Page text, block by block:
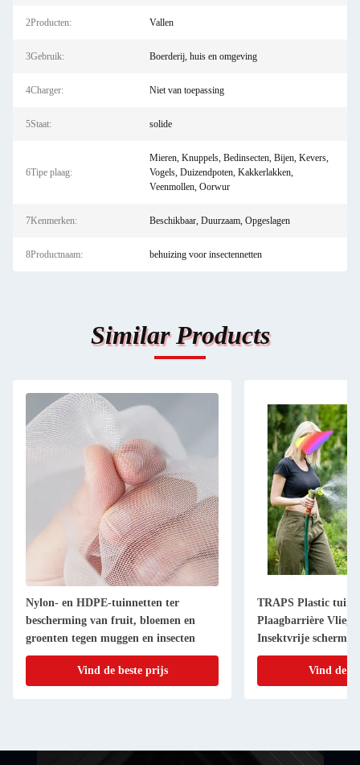
2Producten: Vallen
3Gebruik: Boerderij, huis en omgeving
4Charger: Niet van toepassing
5Staat: solide
6Tipe plaag:
Mieren, Knuppels, Bedinsecten, Bijen, Kevers,
Vogels, Duizendpoten, Kakkerlakken,
Veenmollen, Oorwur
7Kenmerken: Beschikbaar, Duurzaam, Opgeslagen
8Productnaam: behuizing voor insectennetten
Similar Products
Nylon- en HDPE-tuinnetten ter
bescherming van fruit, bloemen en
groenten tegen muggen en insecten
Vind de beste prijs
TRAPS Plastic
Plaagbarrière
Insektvrije
Bloemen Groenten
Vind de